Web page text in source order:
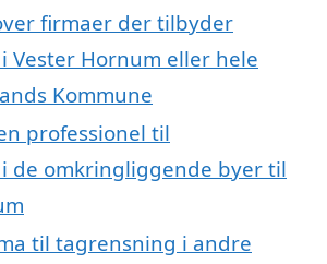
firmaer der tilbyder
Vester Hornum eller hele
Kommune
professionel til
de omkringliggende byer til
til tagrensning i andre